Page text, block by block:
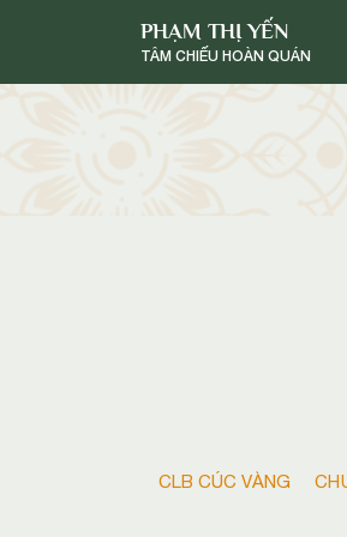
PHẠM THỊ YẾN
TÂM CHIẾU HOÀN QUÁN
CLB CÚC VÀNG